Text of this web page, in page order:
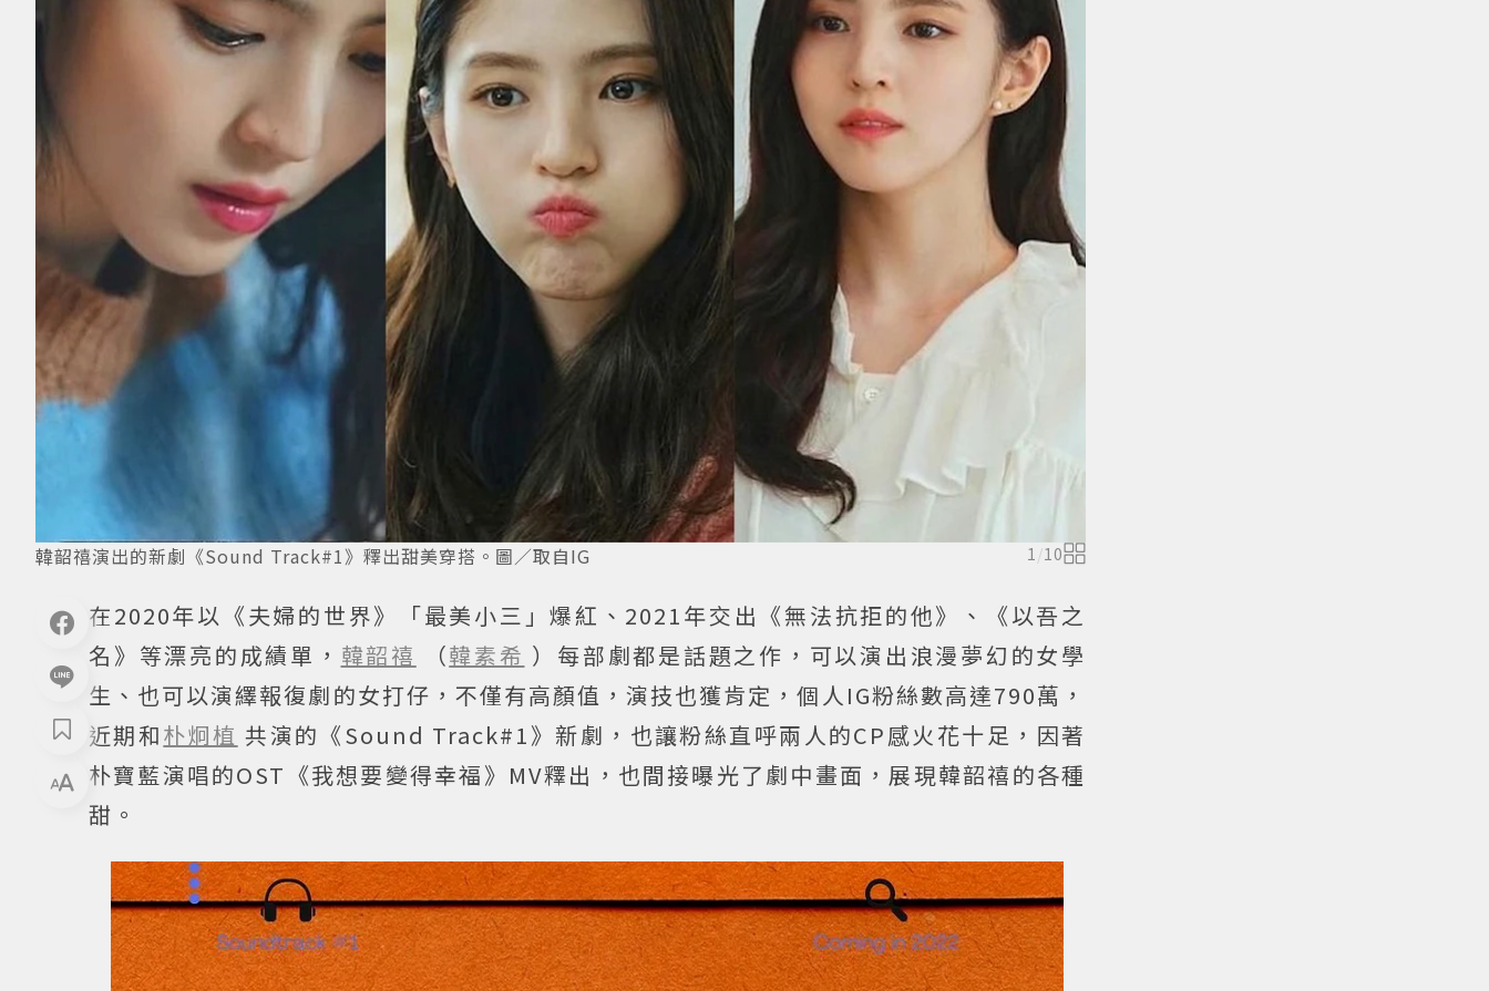
韓韶禧演出的新劇《Sound Track#1》釋出甜美穿搭。圖／取自IG 1/10
在2020年以《夫婦的世界》「最美小三」爆紅、2021年交出《無法抗拒的他》、《以吾之
名》等漂亮的成績單， 韓韶禧 （韓素希 ）每部劇都是話題之作，可以演出浪漫夢幻的女學
生、也可以演繹報復劇的女打仔，不僅有高顏值，演技也獲肯定，個人IG粉絲數高達790萬，
近期和朴炯植 共演的《Sound Track#1》新劇，也讓粉絲直呼兩人的CP感火花十足，因著
朴寶藍演唱的OST《我想要變得幸福》MV釋出，也間接曝光了劇中畫面，展現韓韶禧的各種
甜。